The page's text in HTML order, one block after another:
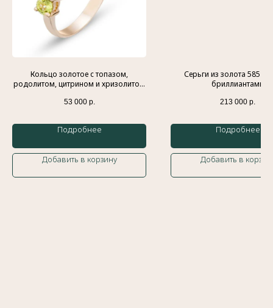
Кольцо золотое с топазом,
родолитом, цитрином и хризолитом
53 000 р.
Подробнее
Добавить в корзину
Серьги из золота 585
бриллиантами
213 000 р.
Подробнее
Добавить в
История бренда
Доставка и оплата
Каталог
Меню
Обручальные кольца
Браслеты
Контакты
Индивидуальный предприниматель
Гатамов Гасан Абдулмеджидович
Эл. почта:gatgasan@mail.ru